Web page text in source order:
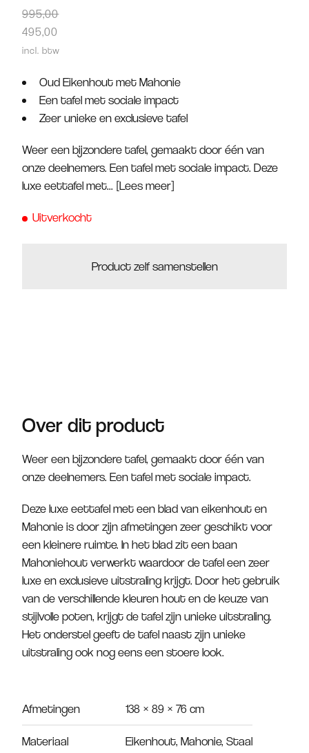
995,00
495,00
incl. btw
Oud Eikenhout met Mahonie
Een tafel met sociale impact
Zeer unieke en exclusieve tafel
Weer een bijzondere tafel, gemaakt door één van
onze deelnemers. Een tafel met sociale impact. Deze
luxe eettafel met... [Lees meer]
Uitverkocht
Product zelf samenstellen
Over dit product
Weer een bijzondere tafel, gemaakt door één van
onze deelnemers. Een tafel met sociale impact.
Deze luxe eettafel met een blad van eikenhout en
Mahonie is door zijn afmetingen zeer geschikt voor
een kleinere ruimte. In het blad zit een baan
Mahoniehout verwerkt waardoor de tafel een zeer
luxe en exclusieve uitstraling krijgt. Door het gebruik
van de verschillende kleuren hout en de keuze van
stijlvolle poten, krijgt de tafel zijn unieke uitstraling.
Het onderstel geeft de tafel naast zijn unieke
uitstraling ook nog eens een stoere look.
Afmetingen 138 × 89 × 76 cm
Materiaal Eikenhout, Mahonie, Staal